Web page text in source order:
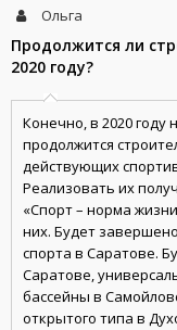
Ольга
Продолжится ли
2020 году?
Конечно, в 2020 году
продолжится
действующих
Реализовать их
«Спорт – норма
них. Будет
спорта в Саратове.
Саратове,
бассейны в
открытого типа в